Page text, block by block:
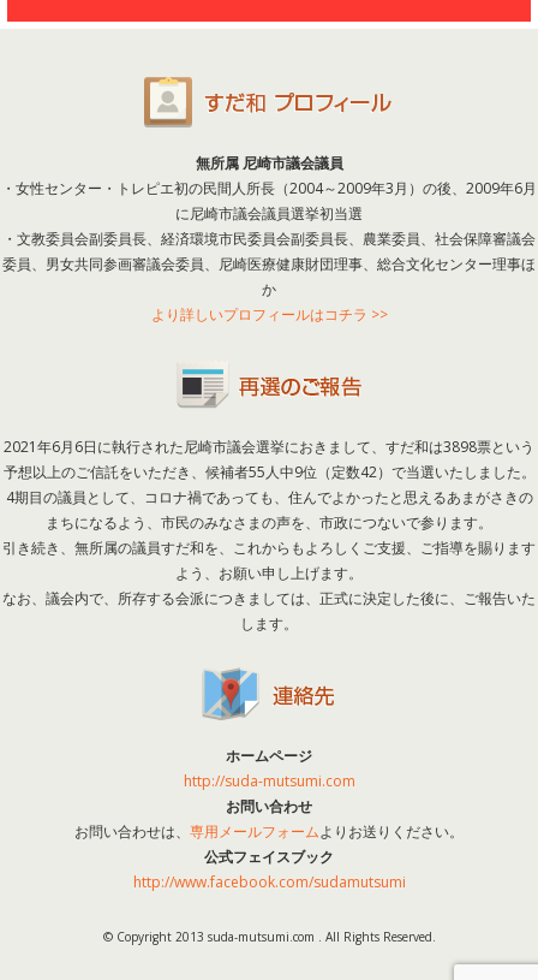
無所属 尼崎市議会議員
・女性センター・トレピエ初の民間人所長（2004～2009年3月）の後、2009年6月
に尼崎市議会議員選挙初当選
・文教委員会副委員長、経済環境市民委員会副委員長、農業委員、社会保障審議会
委員、男女共同参画審議会委員、尼崎医療健康財団理事、総合文化センター理事ほ
か
より詳しいプロフィールはコチラ >>
2021年6月6日に執行された尼崎市議会選挙におきまして、すだ和は3898票という
予想以上のご信託をいただき、候補者55人中9位（定数42）で当選いたしました。
4期目の議員として、コロナ禍であっても、住んでよかったと思えるあまがさきの
まちになるよう、市民のみなさまの声を、市政につないで参ります。
引き続き、無所属の議員すだ和を、これからもよろしくご支援、ご指導を賜ります
よう、お願い申し上げます。
なお、議会内で、所存する会派につきましては、正式に決定した後に、ご報告いた
します。
ホームページ
http://suda-mutsumi.com
お問い合わせ
お問い合わせは、 専用メールフォームよりお送りください。
公式フェイスブック
http://www.facebook.com/sudamutsumi
© Copyright 2013 suda-mutsumi.com . All Rights Reserved.